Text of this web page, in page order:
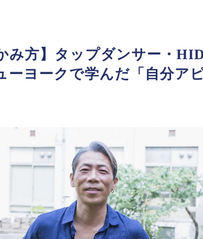
み方】タップダンサー・
ーヨークで学んだ「自分ア